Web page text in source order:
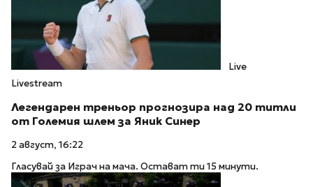
Live
Livestream
Легендарен треньор прогнозира над 20 титли
от Големия шлем за Яник Синер
2 август, 16:22
Гласувай за Играч на мача. Остават ти 15 минути.